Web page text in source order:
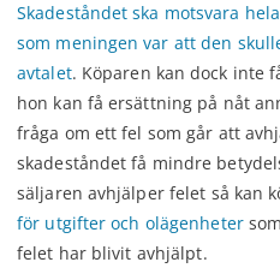
Skadeståndet ska motsvara
som meningen var att den
avtalet. Köparen kan dock inte
hon kan få ersättning på nåt
fråga om ett fel som går att
skadeståndet få mindre
säljaren avhjälper felet så kan
för utgifter och olägenheter
felet har blivit avhjälpt.